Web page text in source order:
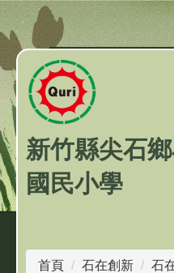
跳
到
主
要
內
容
區
新竹縣尖石
國民小學
首頁 石在創新 石